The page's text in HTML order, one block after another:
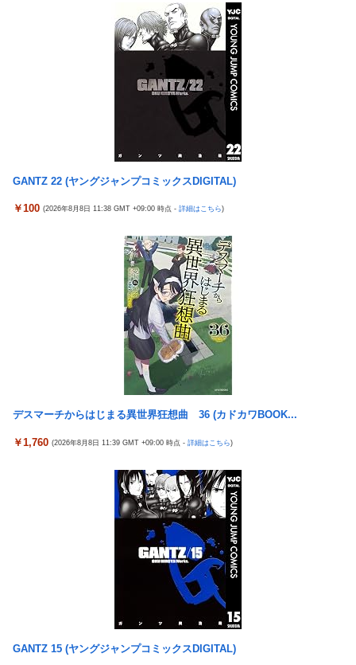
佐藤二朗、橋本愛との騒動で主演映画が完全白紙へｗｗｗｗｗ
ひろゆき「出馬する気ないから話さなかった」妻「それでも不誠
実だろ」→離婚協議へｗｗｗｗｗ
【悲報】瀬戸環奈がスタイルよすぎて一般男性が隣に並ぶとチン
女芸人の吉住さん（36）メイクしたら普通に美人の部類だったと
大竹しのぶ「戦争放棄の国であり続けよう」←この投稿が話題に
「ドラクエ11」攻略感想(54/クリア後)マルティナの「しんぴのビ
よ？イケないギリギリの焦らし責めに屈し膣奥深ハメ浮気」理性
【J1第1節 名古屋×清水】清水は北川の完璧なボレーと無失点で
白星スタート！ホーム公式戦での対名古屋戦の連敗を7で止める
銀シャリ・橋本「映画館でなんでみんなポップコーン食べたいん
ですか」「一番いいときにカシャカシャ…」
隣の臭デブキング貧乏揺すり背中のけぞりキョロ厨カンスケデブ
がウザすぎて心が折れそう…
5号機の時って、面白いA+ART機がたくさんあって楽しかったよ
なｗｗｗ
【悲報】「ビッグモーター」とかいう完全に逃げ切ったゴミクズ
【今はやってない】審判への性接待疑惑…大韓サッカー協会が声
明「現在は一切発生していない」
コメ卸大手さん、営業利益83％減 高値で買い込んだ米が売れず
「神聖なる場所です」靖国神社、境内におけるコスプレや軍装の
北朝鮮の弾道ミサイル部隊、ロシアのヴォロネジ州に展開か…北
【今はやってない】審判への性接待疑惑…大韓サッカー協会が声
明「現在は一切発生していない」
【悲報】「ビッグモーター」とかいう完全に逃げ切ったゴミクズ
スマスロSAO2のガラス、粉々になってしまう…役物が近いのが
ラオウがサウザーに勝てないって信じられないんだが…
メトロイドプライム4 新品が2999円に…
ヨーロッパが中国製メガソーラーを締め出しｗｗｗ
【九州名物】鶏刺し食べた医師、全身麻痺へ…「死んだほうが良
なってしまうと世界が騒然
ストロングビデ1【ふくらすずめ】
野田昇吾、初の準優進出目前も「一回希望」で賞典除外
【朗報】AKB48 ロッテとコラボ決定！！
高市政権に媚びて偏向報道まみれの産経新聞、コスト上昇に耐え
られず東北6県撤退を発表
【ウマ娘】コミケで配布予定だった非公式グッズ「オグリキャッ
プタマモクロスアクリル定規」意外(?)な落とし穴により配布を撤
回することに…
白星スタート！自陣からのカウンターが決まり山本桜大が決勝ゴ
『ソニーが嫌い』←まあわかる『ソニー信者が嫌い』←まあわか
る『任天堂信者が嫌い』←まあわかる
GANTZ 22 (ヤングジャンプコミックスDIGITAL)
￥100 (2026年8月8日 11:38 GMT +09:00 時点 - 詳細はこちら)
デスマーチからはじまる異世界狂想曲 36 (カドカワBOOK...
￥1,760 (2026年8月8日 11:39 GMT +09:00 時点 - 詳細はこちら)
GANTZ 15 (ヤングジャンプコミックスDIGITAL)